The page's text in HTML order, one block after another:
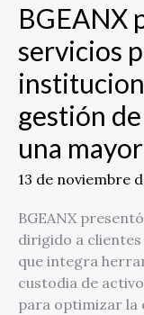
BGEANX
servicios
gestión
una
13 de noviembre
BGEANX
dirigido a
que integra
custodia de
para optimizar la
la
gestión
de
criptoactivos
hacia
una
mayor
profesionalización